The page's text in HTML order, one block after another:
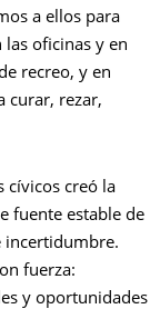
a ellos para
oficinas y en
recreo, y en
curar, rezar,
cívicos creó la
fuente estable de
incertidumbre.
fuerza:
y oportunidades